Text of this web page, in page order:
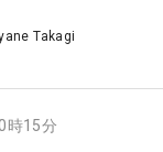
Takagi
時15分